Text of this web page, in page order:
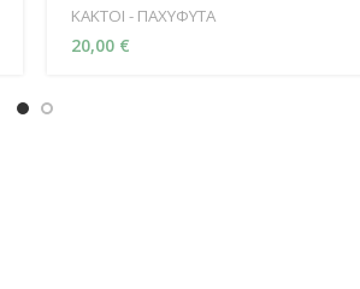
ΚΑΚΤΟΙ - ΠΑΧΥΦΥΤΑ
20,00 €